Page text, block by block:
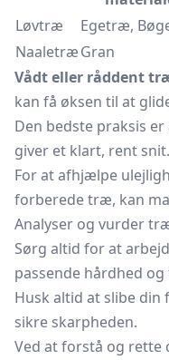
Løvtræ
Egetræ,
NaaletræGran
Vådt eller råddent
kan få øksen til at
Den bedste praksis
giver et klart, rent snit.
For at afhjælpe
forberede træ, kan
Analyser og vurder
Sørg altid for at
passende hårdhed
Husk altid at slibe
sikre skarpheden.
Ved at forstå og rette